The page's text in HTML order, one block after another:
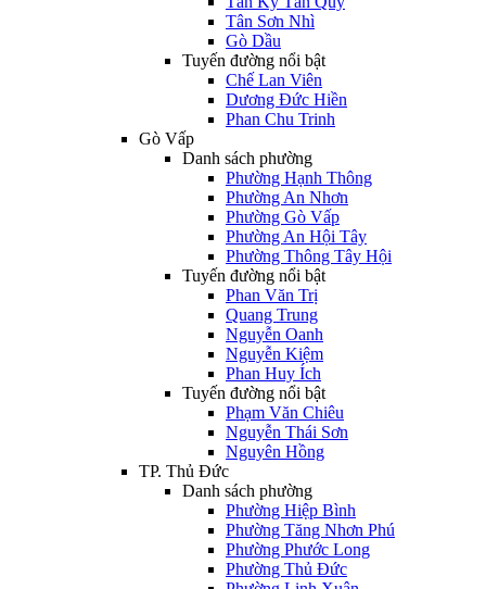
Tân Sơn Nhì
Gò Dầu
Tuyến đường nổi bật
Chế Lan Viên
Dương Đức Hiền
Phan Chu Trinh
Gò Vấp
Danh sách phường
Phường Hạnh Thông
Phường An Nhơn
Phường Gò Vấp
Phường An Hội Tây
Phường Thông Tây Hội
Tuyến đường nổi bật
Phan Văn Trị
Quang Trung
Nguyễn Oanh
Nguyễn Kiệm
Phan Huy Ích
Tuyến đường nổi bật
Phạm Văn Chiêu
Nguyễn Thái Sơn
Nguyên Hồng
TP. Thủ Đức
Danh sách phường
Phường Hiệp Bình
Phường Tăng Nhơn Phú
Phường Phước Long
Phường Thủ Đức